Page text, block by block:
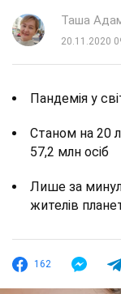
Таша
20.11.2020
Пандемія у
Станом на 20
57,2 млн осіб
Лише за
жителів
162